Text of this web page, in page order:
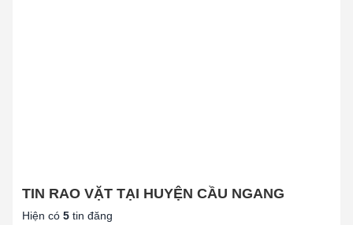
TIN RAO VẶT TẠI HUYỆN CẦU NGANG
Hiện có 5 tin đăng